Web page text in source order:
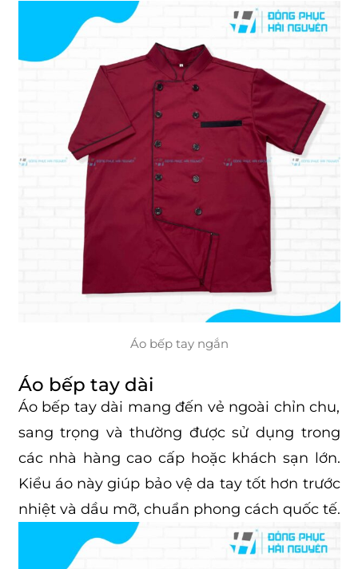
Áo bếp tay ngắn​
Áo bếp tay dài
Áo bếp tay dài mang đến vẻ ngoài chỉn chu,
sang trọng và thường được sử dụng trong
các nhà hàng cao cấp hoặc khách sạn lớn.
Kiểu áo này giúp bảo vệ da tay tốt hơn trước
nhiệt và dầu mỡ, chuẩn phong cách quốc tế.